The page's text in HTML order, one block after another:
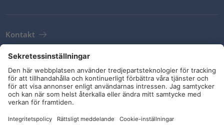
Kontakt
Leveransvillkor
Riktlinjer och åtaganden